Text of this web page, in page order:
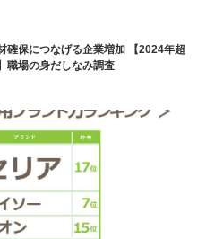
確保につなげる企業増加 【2024年超
職場の身だしなみ調査